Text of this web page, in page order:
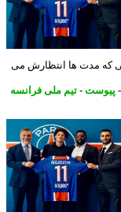
مدت ها انتظارش می
-تیم ملی فرانسه